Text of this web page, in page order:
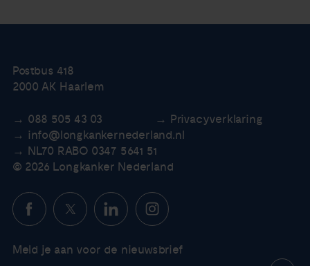
Postbus 418
2000 AK Haarlem
088 505 43 03
Privacyverklaring
info@longkankernederland.nl
NL70 RABO 0347 5641 51
© 2026 Longkanker Nederland
Meld je aan voor de nieuwsbrief